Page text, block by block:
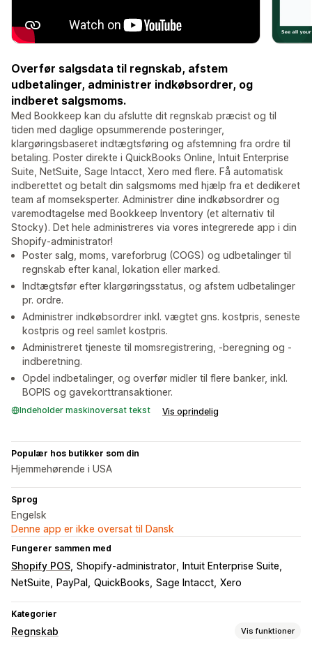
Overfør salgsdata til regnskab, afstem
udbetalinger, administrer indkøbsordrer, og
indberet salgsmoms.
Med Bookkeep kan du afslutte dit regnskab præcist og til
tiden med daglige opsummerende posteringer,
klargøringsbaseret indtægtsføring og afstemning fra ordre til
betaling. Poster direkte i QuickBooks Online, Intuit Enterprise
Suite, NetSuite, Sage Intacct, Xero med flere. Få automatisk
indberettet og betalt din salgsmoms med hjælp fra et dedikeret
team af momseksperter. Administrer dine indkøbsordrer og
varemodtagelse med Bookkeep Inventory (et alternativ til
Stocky). Det hele administreres via vores integrerede app i din
Shopify-administrator!
Poster salg, moms, vareforbrug (COGS) og udbetalinger til
regnskab efter kanal, lokation eller marked.
Indtægtsfør efter klargøringsstatus, og afstem udbetalinger
pr. ordre.
Administrer indkøbsordrer inkl. vægtet gns. kostpris, seneste
kostpris og reel samlet kostpris.
Administreret tjeneste til momsregistrering, -beregning og -
indberetning.
Opdel indbetalinger, og overfør midler til flere banker, inkl.
BOPIS og gavekorttransaktioner.
Indeholder maskinoversat tekst Vis oprindelig
Populær hos butikker som din
Hjemmehørende i USA
Sprog
Engelsk
Denne app er ikke oversat til Dansk
Fungerer sammen med
Shopify POS Shopify-administrator
Intuit Enterprise Suite
NetSuite
PayPal QuickBooks Sage Intacct Xero
Kategorier
Regnskab Vis funktioner